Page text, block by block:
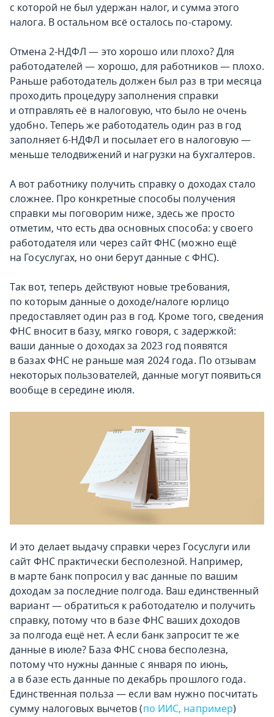
с которой не был удержан налог, и сумма этого
налога. В остальном всё осталось по-старому.
Отмена 2-НДФЛ — это хорошо или плохо? Для
работодателей — хорошо, для работников — плохо.
Раньше работодатель должен был раз в три месяца
проходить процедуру заполнения справки
и отправлять её в налоговую, что было не очень
удобно. Теперь же работодатель один раз в год
заполняет 6-НДФЛ и посылает его в налоговую —
меньше телодвижений и нагрузки на бухгалтеров.
А вот работнику получить справку о доходах стало
сложнее. Про конкретные способы получения
справки мы поговорим ниже, здесь же просто
отметим, что есть два основных способа: у своего
работодателя или через сайт ФНС (можно ещё
на Госуслугах, но они берут данные с ФНС).
Так вот, теперь действуют новые требования,
по которым данные о доходе/налоге юрлицо
предоставляет один раз в год. Кроме того, сведения
ФНС вносит в базу, мягко говоря, с задержкой:
ваши данные о доходах за 2023 год появятся
в базах ФНС не раньше мая 2024 года. По отзывам
некоторых пользователей, данные могут появиться
вообще в середине июля.
И это делает выдачу справки через Госуслуги или
сайт ФНС практически бесполезной. Например,
в марте банк попросил у вас данные по вашим
доходам за последние полгода. Ваш единственный
вариант — обратиться к работодателю и получить
справку, потому что в базе ФНС ваших доходов
за полгода ещё нет. А если банк запросит те же
данные в июле? База ФНС снова бесполезна,
потому что нужны данные с января по июнь,
а в базе есть данные по декабрь прошлого года.
Единственная польза — если вам нужно посчитать
сумму налоговых вычетов (по ИИС, например)